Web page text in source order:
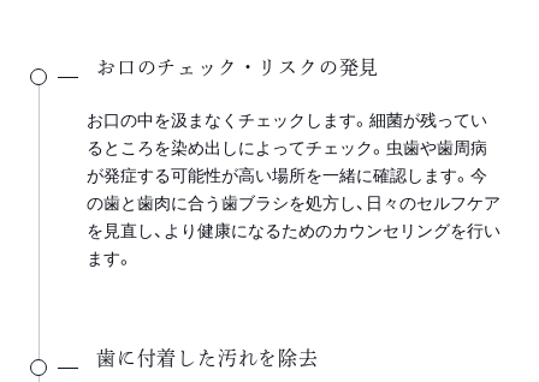
お口のチェック・リスクの発見
お口の中を汲まなくチェックします。細菌が残ってい
るところを染め出しによってチェック。虫歯や歯周病
が発症する可能性が高い場所を一緒に確認します。今
の歯と歯肉に合う歯ブラシを処方し、日々のセルフケア
を見直し、より健康になるためのカウンセリングを行い
ます。
歯に付着した汚れを除去